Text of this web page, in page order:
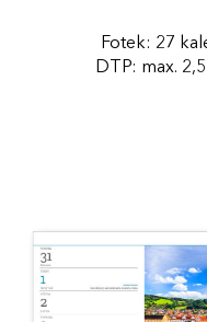
Fotek: 27
DTP: max.